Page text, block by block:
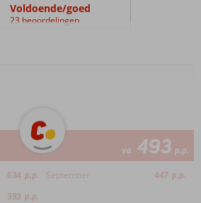
Voldoende/goed
23 beoordelingen
va 493 p.p.
634 p.p. September 447 p.p.
393 p.p.